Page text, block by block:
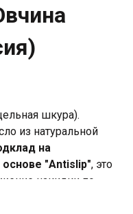
шкура).
из натуральной
на
"Antislip", это
накидки по
После